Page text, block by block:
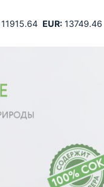
EUR:13749.46